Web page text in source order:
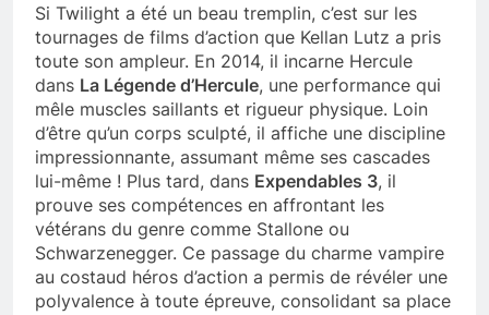
Si Twilight a été un beau tremplin, c’est sur les
tournages de films d’action que Kellan Lutz a pris
toute son ampleur. En 2014, il incarne Hercule
dans La Légende d’Hercule, une performance qui
mêle muscles saillants et rigueur physique. Loin
d’être qu’un corps sculpté, il affiche une discipline
impressionnante, assumant même ses cascades
lui-même ! Plus tard, dans Expendables 3, il
prouve ses compétences en affrontant les
vétérans du genre comme Stallone ou
Schwarzenegger. Ce passage du charme vampire
au costaud héros d’action a permis de révéler une
polyvalence à toute épreuve, consolidant sa place